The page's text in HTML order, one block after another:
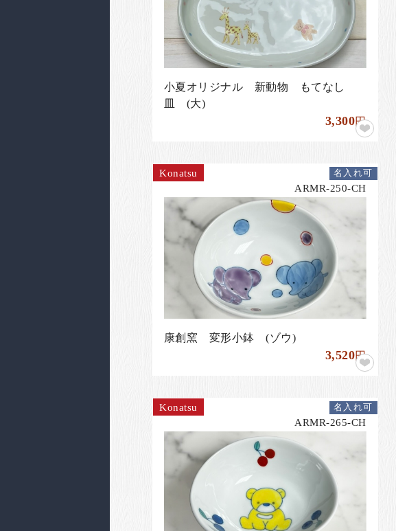
小夏オリジナル 新動物 もてなし
皿 (大)
3,300円
Konatsu
ARMR-250-CH
名入れ可
康創窯 変形小鉢 (ゾウ)
3,520円
Konatsu
ARMR-265-CH
名入れ可